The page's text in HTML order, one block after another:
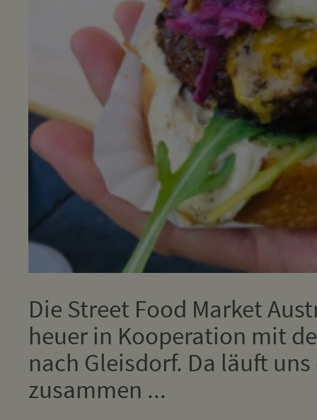
Die Street Food Market
heuer in Kooperation mit
nach Gleisdorf. Da läuft
zusammen ...